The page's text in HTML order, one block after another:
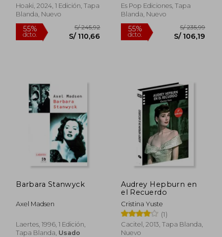
Hoaki, 2024, 1 Edición, Tapa
Blanda, Nuevo
55% S/ 245,92
Es Pop Ediciones, Tapa
Blanda, Nuevo
55%
dcto.
Barbara Stanwyck
Axel Madsen
Laertes, 1996, 1 Edición,
Tapa Blanda, Usado
Audrey Hepburn en
el Recuerdo
Cristina Yuste
(1)
Cacitel, 2013, Tapa Blanda,
Nuevo